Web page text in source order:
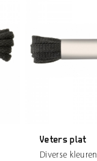
Veters plat
Diverse kleuren